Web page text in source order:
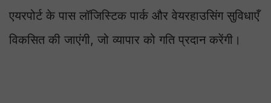
एयरपोर्ट के पास लॉजिस्टिक पार्क और वेयरहाउसिंग सुविधाएँ
विकसित की जाएंगी, जो व्यापार को गति प्रदान करेंगी।